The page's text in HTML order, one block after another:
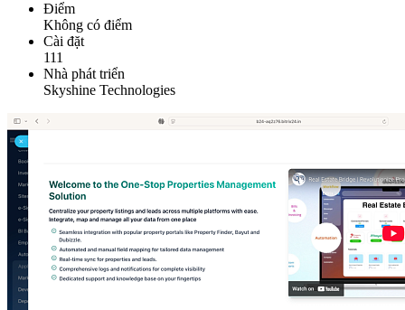
Điểm
Không có điểm
Cài đặt
111
Nhà phát triển
Skyshine Technologies